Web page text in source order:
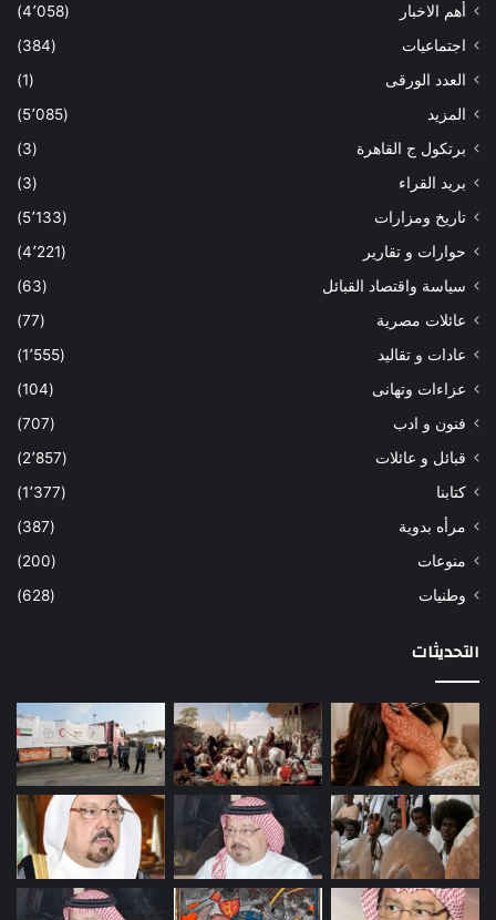
أهم الاخبار
(4٬058)
اجتماعيات
(384)
العدد الورقى
(1)
المزيد
(5٬085)
برتكول ج القاهرة
(3)
بريد القراء
(3)
تاريخ ومزارات
(5٬133)
حوارات و تقارير
(4٬221)
سياسة واقتصاد القبائل
(63)
عائلات مصرية
(77)
عادات و تقاليد
(1٬555)
عزاءات وتهانى
(104)
فنون و ادب
(707)
قبائل و عائلات
(2٬857)
كتابنا
(1٬377)
مرأه بدوية
(387)
منوعات
(200)
وطنيات
(628)
التحديثات